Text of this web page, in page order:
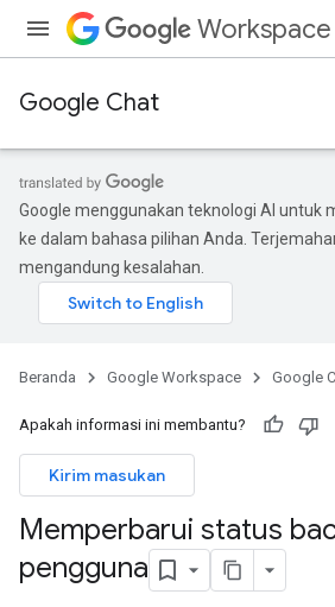
Workspace
Google Chat
Google menggunakan teknologi AI untuk
ke dalam bahasa pilihan Anda.
mengandung kesalahan.
Beranda Google Workspace Google
Apakah informasi ini membantu?
Kirim masukan
Memperbarui status
pengguna